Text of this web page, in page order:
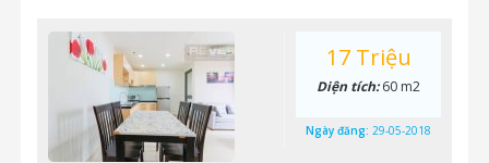
17 Triệu
Diện tích:60 m2
Ngày đăng: 29-05-2018